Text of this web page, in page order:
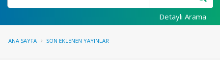
Detaylı Arama
ANA SAYFA SON EKLENEN YAYINLAR